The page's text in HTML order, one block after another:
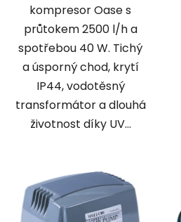
kompresor Oase s
průtokem 2500 l/h a
spotřebou 40 W. Tichý
a úsporný chod, krytí
IP44, vodotěsný
transformátor a dlouhá
životnost díky UV...